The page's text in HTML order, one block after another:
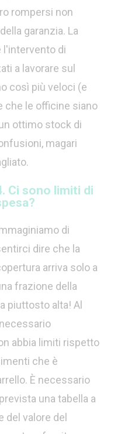
rompersi non
garanzia. La
l'intervento di
a lavorare sul
così più veloci (e
che le officine siano
ottimo stock di
magari
Ci sono limiti di
di
dire che la
arriva solo a
frazione della
piuttosto alta! Al
abbia limiti rispetto
che è
È necessario
una tabella a
del valore del